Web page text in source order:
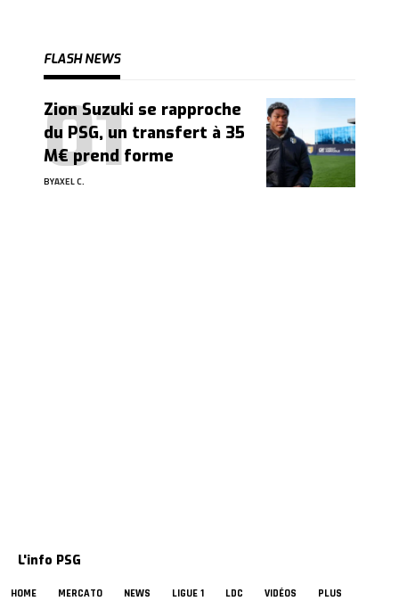
FLASH NEWS
Zion Suzuki se rapproche
du PSG, un transfert à 35
M€ prend forme
BYAXEL C.
L'info PSG
HOME MERCATO NEWS LIGUE 1 LDC VIDÉOS PLUS